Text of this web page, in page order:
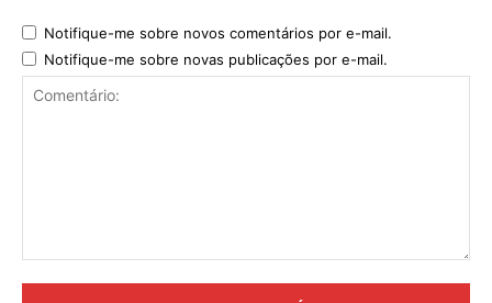
Notifique-me sobre novos comentários por e-mail.
Notifique-me sobre novas publicações por e-mail.